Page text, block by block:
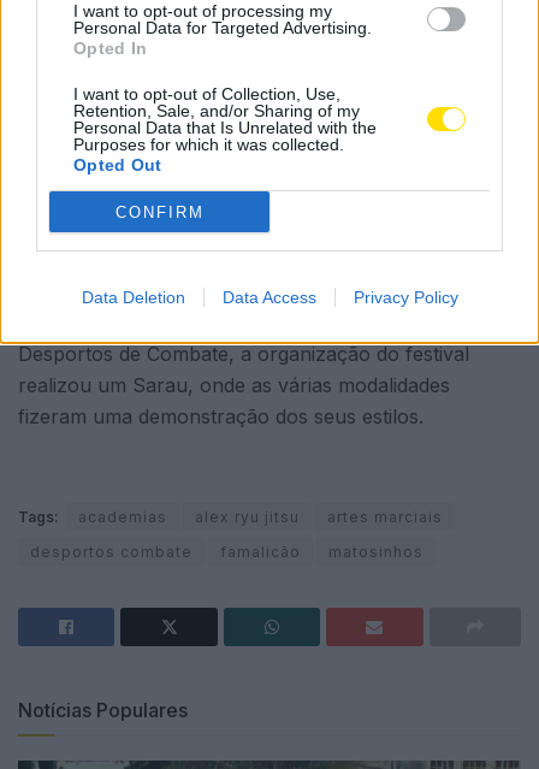
I want to opt-out of processing my
Personal Data for Targeted Advertising.
Opted In
I want to opt-out of Collection, Use,
Retention, Sale, and/or Sharing of my
Personal Data that Is Unrelated with the
Purposes for which it was collected.
Opted Out
CONFIRM
Data Deletion Data Access Privacy Policy
A parte da tarde iniciou com a disputa da Taça
“Alexandre Carvalho”, uma competição de combates
light-contact, que incluiu os escalões Juvenis,
Juniores e Seniores, separados em duas áreas de
combate, dois tatamis, onde se notou a energia e a
garra dos atletas. No final a classificação por equipas
foi a seguinte:1º lugar, Academia Casa do Lago; 2º
lugar, Academia de Pousada de Saramagos; 3º lugar,
Desportos de Combate, a organização do festival
realizou um Sarau, onde as várias modalidades
fizeram uma demonstração dos seus estilos.
Tags: academias alex ryu jitsu
artes marciais
desportos combate
famalicão matosinhos
Notícias Populares